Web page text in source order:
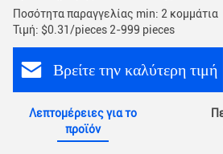
Ποσότητα παραγγελίας min: 2 κομμάτια
Τιμή: $0.31/pieces 2-999 pieces
Βρείτε την καλύτερη τιμή
Λεπτομέρειες για το
προϊόν